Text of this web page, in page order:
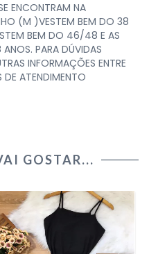
ENCONTRAM NA
(M )VESTEM BEM DO 38
BEM DO 46/48 E AS
PARA DÚVIDAS
INFORMAÇÕES ENTRE
ATENDIMENTO
GOSTAR...